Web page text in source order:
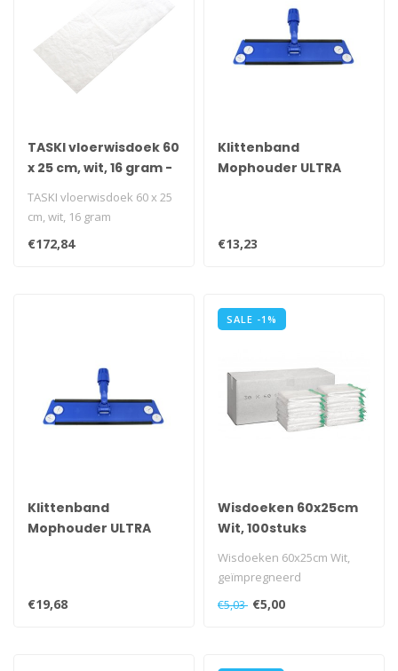
TASKI vloerwisdoek 60
x 25 cm, wit, 16 gram -
10 x 100 stuks
TASKI vloerwisdoek 60 x 25
cm, wit, 16 gram
Materiaal: polypropyleen..
€172,84
Klittenband
Mophouder ULTRA
€13,23
Klittenband
Mophouder ULTRA
€19,68
SALE -1%
Wisdoeken 60x25cm
Wit, 100stuks
Wisdoeken 60x25cm Wit,
geïmpregneerd
€5,03 €5,00